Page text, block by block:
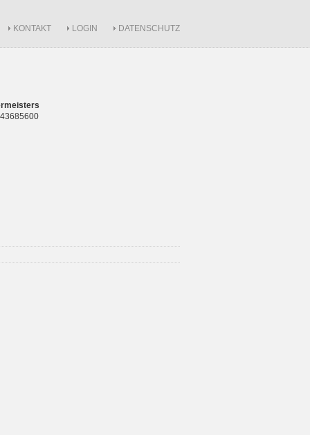
KONTAKT LOGIN DATENSCHUTZ